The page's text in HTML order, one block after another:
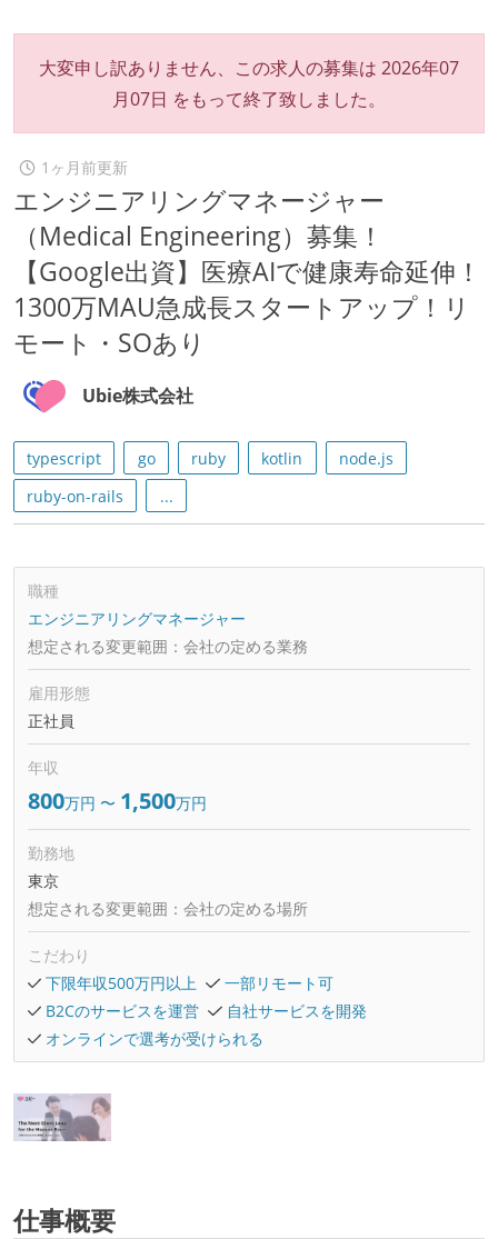
大変申し訳ありません、この求人の募集は 2026年07
月07日 をもって終了致しました。
1ヶ月前更新
エンジニアリングマネージャー
（Medical Engineering）募集！
【Google出資】医療AIで健康寿命延伸！
1300万MAU急成長スタートアップ！リ
モート・SOあり
Ubie株式会社
typescript go ruby kotlin
node.js
ruby-on-rails
...
職種
エンジニアリングマネージャー
想定される変更範囲： 会社の定める業務
雇用形態
正社員
年収
800万円 〜 1,500万円
勤務地
東京
想定される変更範囲： 会社の定める場所
こだわり
下限年収500万円以上
一部リモート可
B2Cのサービスを運営
自社サービスを開発
オンラインで選考が受けられる
仕事概要